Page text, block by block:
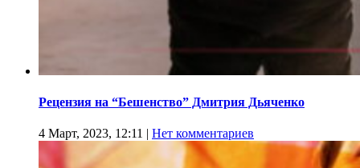
Рецензия на “Бешенство” Дмитрия Дьяченко
4 Март, 2023, 12:11 | Нет комментариев